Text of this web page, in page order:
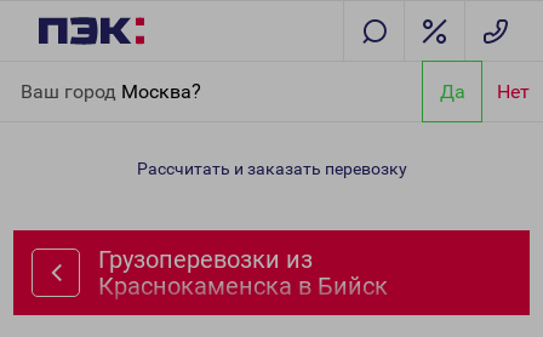
Ваш город Москва? Да Нет
Бийск
Рассчитать и заказать перевозку
Грузоперевозки из
Краснокаменска в Бийск